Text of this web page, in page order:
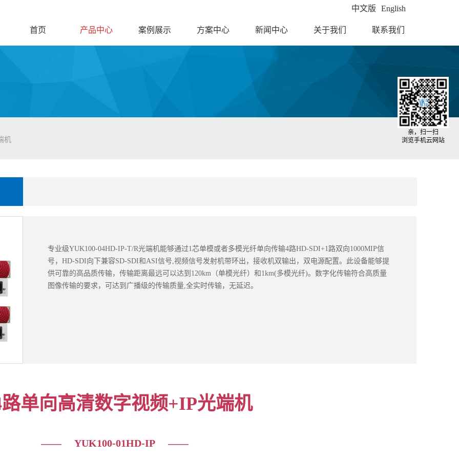
中文版 English
首页 产品中心 案例展示 方案中心 新闻中心 关于我们 联系我们
机
专业级YUK100-04HD-IP-T/R光端机能够通过1芯单模或者多模光纤单向传输4路HD-SDI+1路双向1000MIP信
号，HD-SDI向下兼容SD-SDI和ASI信号,视频信号发射机带环出，接收机双输出，双电源配置。此设备能够提
供可靠的高品质传输，传输距离最远可以达到120km（单模光纤）和1km(多模光纤)。数字化传输符合高质量
图像传输的要求，可达到广播级的传输质量,全实时传输，无延迟。
单向高清数字视频+IP光端机
—— YUK100-01HD-IP ——
亲，扫一扫
浏览手机云网站